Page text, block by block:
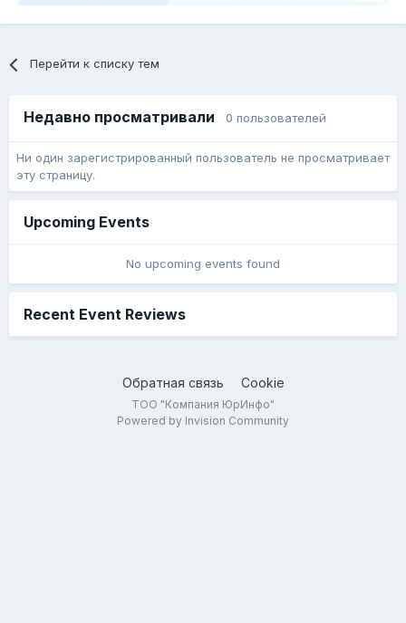
Перейти к списку тем
Недавно просматривали 0 пользователей
Ни один зарегистрированный пользователь не просматривает
эту страницу.
Upcoming Events
No upcoming events found
Recent Event Reviews
Обратная связь Cookie
ТОО "Компания ЮрИнфо"
Powered by Invision Community